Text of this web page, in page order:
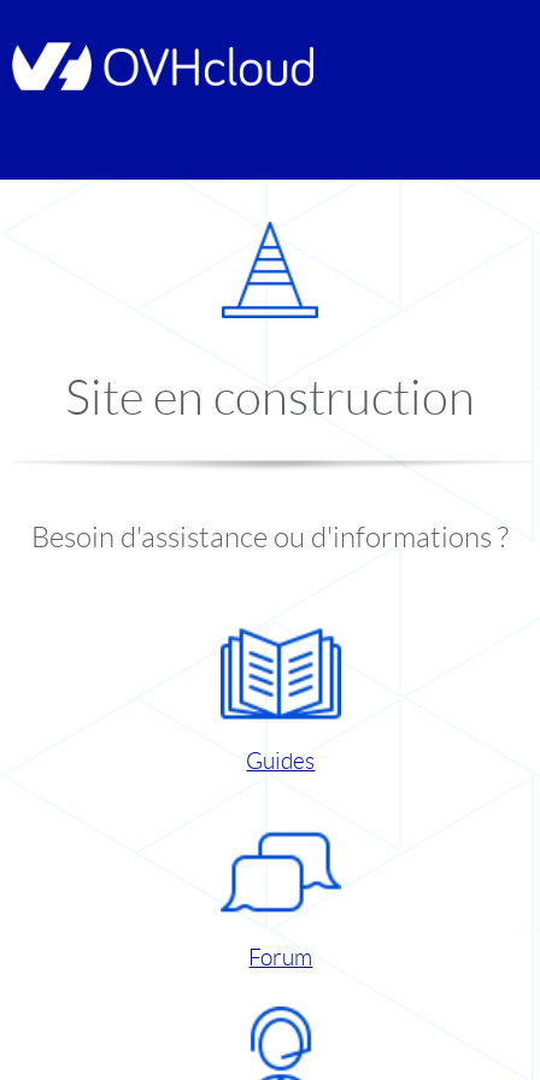
Site en construction
Besoin d'assistance ou d'informations ?
Guides
Forum